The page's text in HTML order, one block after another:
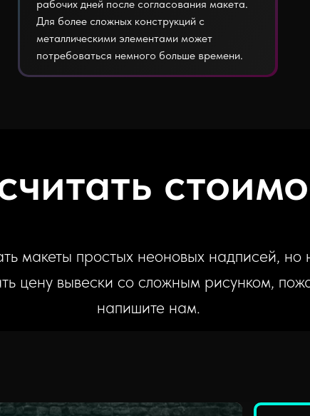
рабочих дней после согласования макета.
Для более сложных конструкций с
металлическими элементами может
потребоваться немного больше времени.
макеты простых неоновых надписей,
цену вывески со сложным рисунком,
напишите нам.